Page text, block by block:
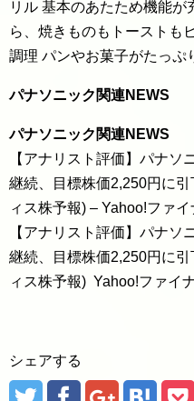
リル 基本のあたため機能
ら、焼きものもトーストも
調理 パンやお菓子がたっぷ
パナソニック関連NEWS
パナソニック関連NEWS
【アナリスト評価】パナソ
継続、目標株価2,250円に
ィス株予報) – Yahoo!ファ
【アナリスト評価】パナソ
継続、目標株価2,250円に
ィス株予報) Yahoo!ファイ
シェアする